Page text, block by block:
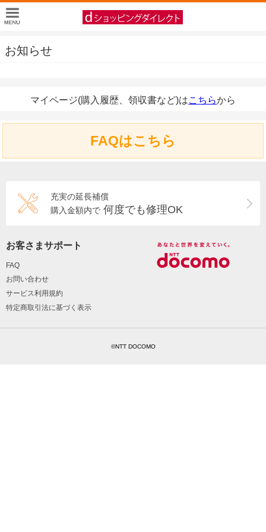
お知らせ
マイページ(購入履歴、領収書など)はこちらから
FAQはこちら
充実の延長補償
購入金額内で 何度でも修理OK
お客さまサポート
FAQ
お問い合わせ
サービス利用規約
特定商取引法に基づく表示
©NTT DOCOMO